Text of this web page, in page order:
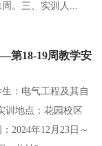
。三、实训人...
第18-19周教学安
：电气工程及其自
训地点：花园校区
2024年12月23日～